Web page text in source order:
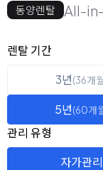
동양렌탈 All-
옵션 선택
렌탈 선택
렌탈 기간
3년(36개
5년(60개
관리 유형
자가관리